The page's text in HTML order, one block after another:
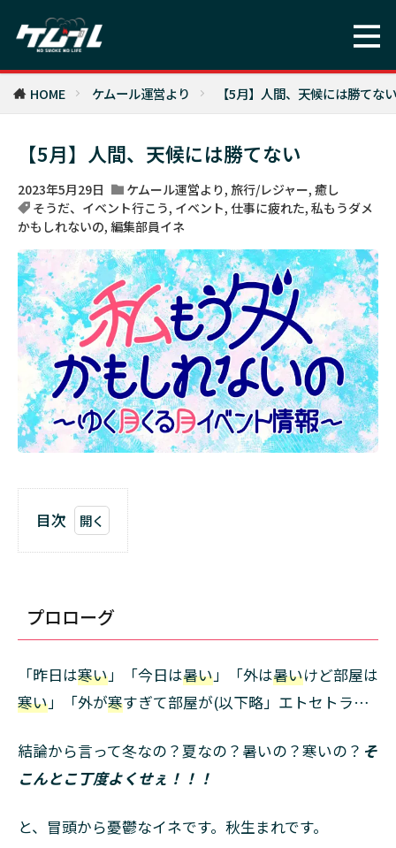
HOME ケムール運営より 【5月】人間、天候には勝てない
【5月】人間、天候には勝てない
2023年5月29日 ケムール運営より, 旅行/レジャー, 癒し
そうだ、イベント行こう, イベント, 仕事に疲れた, 私もうダメ
かもしれないの, 編集部員イネ
目次
ー
グ
2
6月
の
ベ
ン
ト
レ
プロローグ
「昨日は寒い」「今日は暑い」「外は暑いけど部屋は
寒い」「外が寒すぎて部屋が(以下略」エトセトラ…
結論から言って冬なの？夏なの？暑いの？寒いの？ そ
こんとこ丁度よくせぇ！！！
と、冒頭から憂鬱なイネです。秋生まれです。